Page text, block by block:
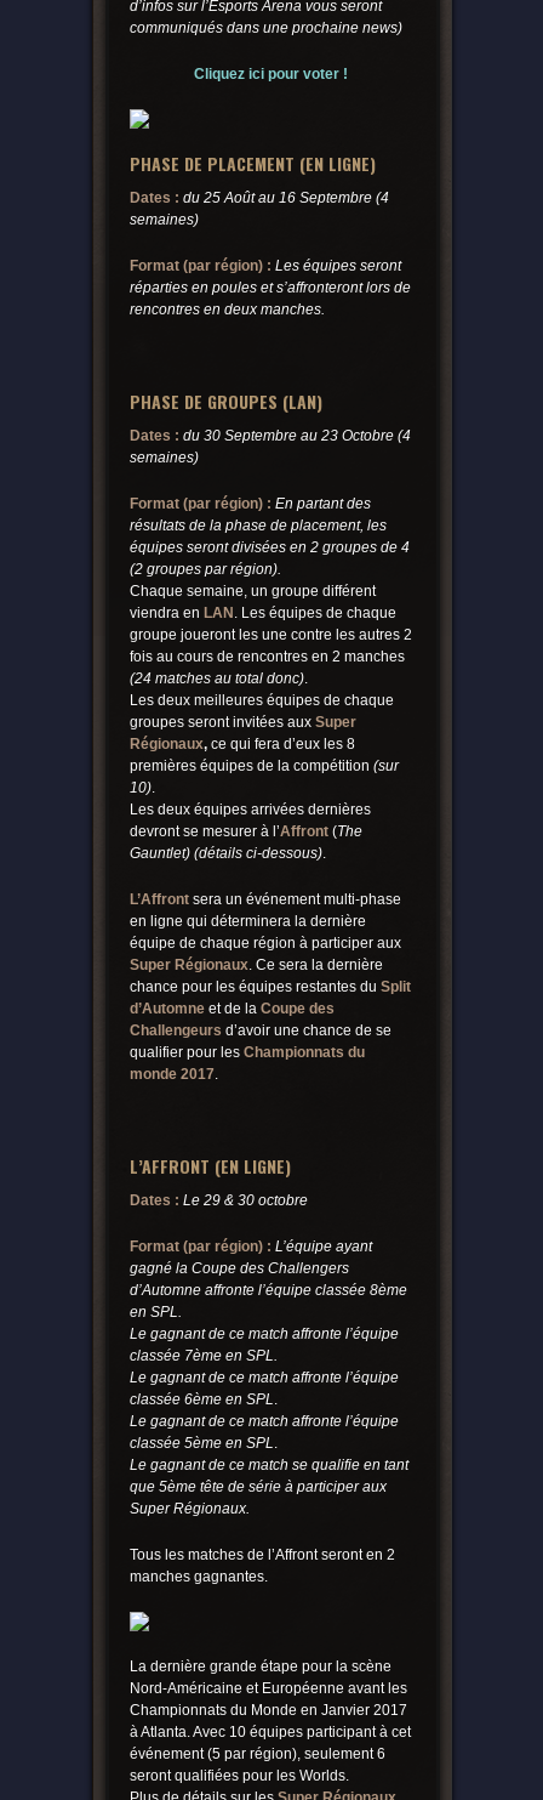
d’infos sur l’Esports Arena vous seront
communiqués dans une prochaine news)
Cliquez ici pour voter !
PHASE DE PLACEMENT (EN LIGNE)
Dates : du 25 Août au 16 Septembre (4
semaines)
Format (par région) : Les équipes seront
réparties en poules et s’affronteront lors de
rencontres en deux manches.
PHASE DE GROUPES (LAN)
Dates : du 30 Septembre au 23 Octobre (4
semaines)
Format (par région) : En partant des
résultats de la phase de placement, les
équipes seront divisées en 2 groupes de 4
(2 groupes par région).
Chaque semaine, un groupe différent
viendra en LAN . Les équipes de chaque
groupe joueront les une contre les autres 2
fois au cours de rencontres en 2 manches
(24 matches au total donc).
Les deux meilleures équipes de chaque
groupes seront invitées aux Super
Régionaux,ce qui fera d’eux les 8
premières équipes de la compétition (sur
10).
Les deux équipes arrivées dernières
devront se mesurer à l’Affront(The
Gauntlet) (détails ci-dessous).
L’Affrontsera un événement multi-phase
en ligne qui déterminera la dernière
équipe de chaque région à participer aux
Super Régionaux. Ce sera la dernière
chance pour les équipes restantes du Split
d’Automne et de laCoupe des
Challengeurs d’avoir une chance de se
qualifier pour les Championnats du
monde 2017.
L’AFFRONT (EN LIGNE)
Dates : Le 29 & 30 octobre
Format (par région) : L’équipe ayant
gagné la Coupe des Challengers
d’Automne affronte l’équipe classée 8ème
en SPL.
Le gagnant de ce match affronte l’équipe
classée 7ème en SPL.
Le gagnant de ce match affronte l’équipe
classée 6ème en SPL.
Le gagnant de ce match affronte l’équipe
classée 5ème en SPL.
Le gagnant de ce match se qualifie en tant
que 5ème tête de série à participer aux
Super Régionaux.
Tous les matches de l’Affront seront en 2
manches gagnantes.
La dernière grande étape pour la scène
Nord-Américaine et Européenne avant les
Championnats du Monde en Janvier 2017
à Atlanta. Avec 10 équipes participant à cet
événement (5 par région), seulement 6
seront qualifiées pour les Worlds.